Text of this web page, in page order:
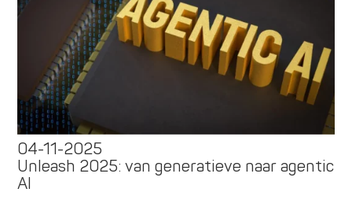
04-11-2025
Unleash 2025: van generatieve naar agentic
AI